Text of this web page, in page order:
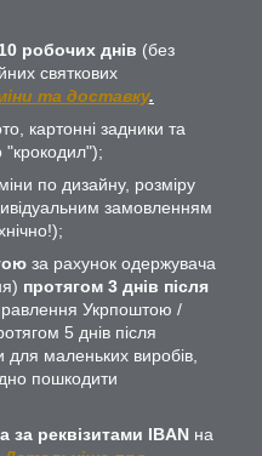
10 робочих днів (без
святкових
та доставку.
картонні задники та
"крокодил");
по дизайну, розміру
замовленням
за рахунок одержувача
протягом 3 днів після
Укрпоштою /
5 днів після
для маленьких виробів,
пошкодити
за реквізитами IBAN на